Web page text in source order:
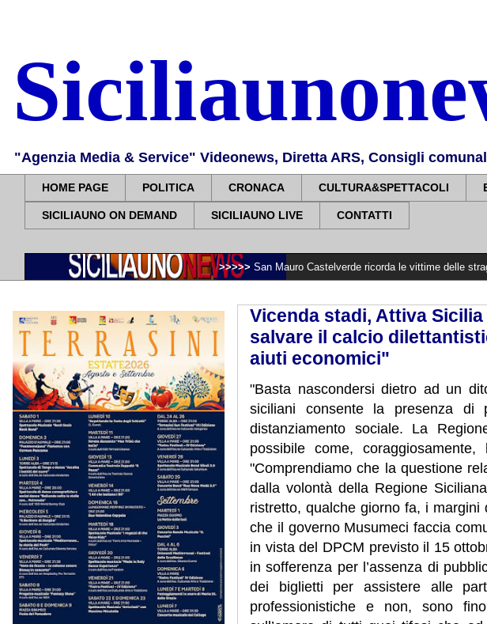
"Agenzia Media & Service" Videonews, Diretta ARS, Consigli
HOME PAGE POLITICA CRONACA CULTURA&SPETTACOLI
SICILIAUNO ON DEMAND SICILIAUNO LIVE CONTATTI
>>>>> San Mauro Castelverde ricorda le vittime delle stragi di Capaci e
Vicenda stadi, Attiva
salvare il calcio
aiuti economici"
"Basta nascondersi dietro ad un
siciliani consente la presenza
distanziamento sociale. La
possibile come,
"Comprendiamo che la questione
dalla volontà della Regione
ristretto, qualche giorno fa, i
che il governo Musumeci faccia
in vista del DPCM previsto il 15
in sofferenza per l’assenza di
dei biglietti per assistere alle
professionistiche e non, sono